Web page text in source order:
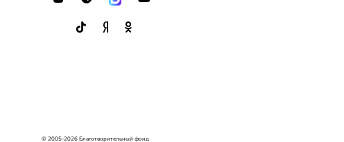
© 2005-2026 Благотворительный фонд